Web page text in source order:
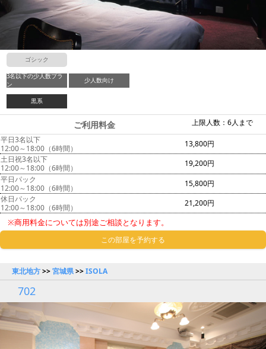
ゴシック
3名以下の少人数プラ
ン
少人数向け
黒系
上限人数：6人まで
ご利用料金
平日3名以下
12:00～18:00（6時間）
13,800円
土日祝3名以下
12:00～18:00（6時間）
19,200円
平日パック
12:00～18:00（6時間）
15,800円
休日パック
12:00～18:00（6時間）
21,200円
※商用料金については別途ご相談となります。
この部屋を予約する
東北地方>>宮城県>>ISOLA
702